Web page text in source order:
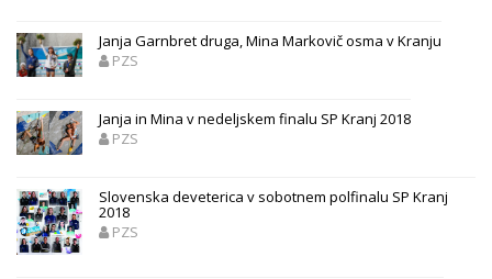
Janja Garnbret druga, Mina Markovič osma v Kranju
PZS
Janja in Mina v nedeljskem finalu SP Kranj 2018
PZS
Slovenska deveterica v sobotnem polfinalu SP Kranj
2018
PZS